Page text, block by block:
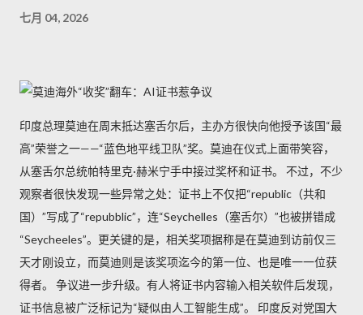
七月 04, 2026
印度总理莫迪在周末抵达塞舌尔后，主办方很快向他授予该国“最
高”荣誉之一——“蓝色地平线卫队”奖。莫迪在仪式上面带笑容，
从塞舌尔总统帕特里克·赫米宁手中接过奖杯和证书。 不过，不少
观察者很快发现一些异常之处：证书上不仅把“republic（共和
国）”写成了“repubblic”，连“Seychelles（塞舌尔）”也被拼错成
“Seycheeles”。更关键的是，相关奖项据称是在莫迪到访前仅三
天才刚设立，而莫迪则是该奖项迄今的第一位、也是唯一一位获
得者。 争议进一步升级。有人将证书内容输入相关软件后发现，
证书信息被广泛标记为“疑似由人工智能生成”。 印度反对党国大